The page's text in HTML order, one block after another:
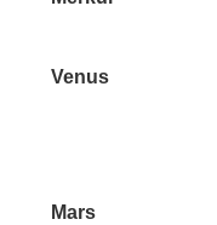
Venus
Mars